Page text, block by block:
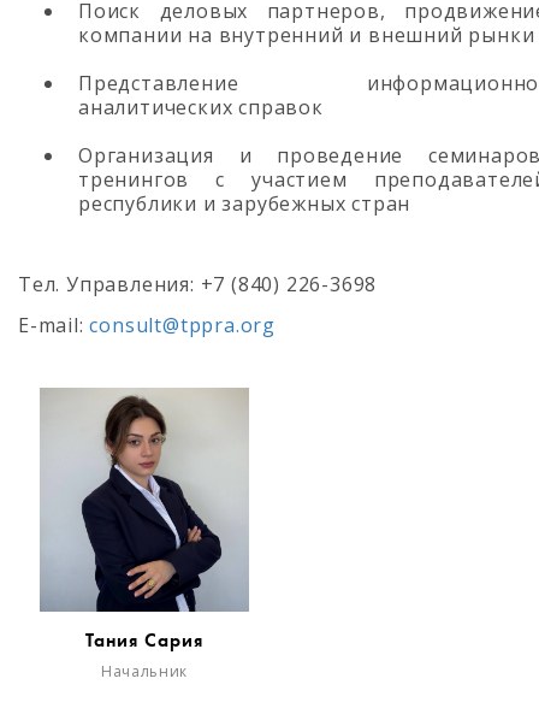
Поиск деловых партнеров,
компании на внутренний и внешний рынки
Представление
аналитических справок
Организация и проведение
тренингов с участием
республики и зарубежных стран
Тел. Управления: +7 (840) 226-3698
E-mail:consult@tppra.org
Тания Сария
Начальник